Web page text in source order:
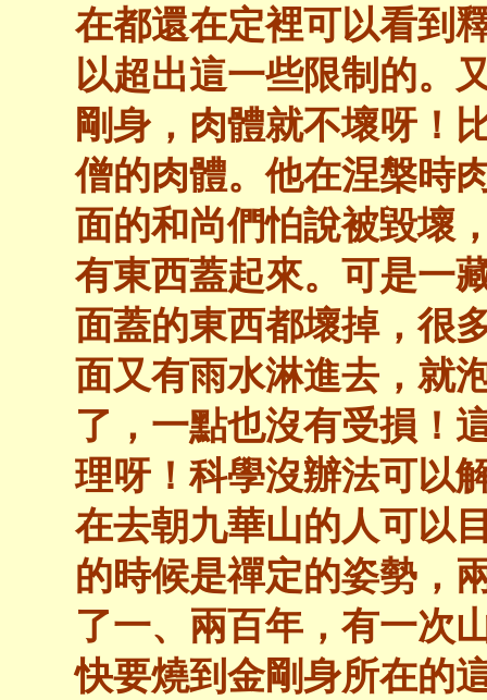
在都還在定裡可以看到
以超出這一些限制的。
剛身，肉體就不壞呀！
僧的肉體。他在涅槃時
面的和尚們怕說被毀壞
有東西蓋起來。可是一
面蓋的東西都壞掉，很
面又有雨水淋進去，就
了，一點也沒有受損！
理呀！科學沒辦法可以
在去朝九華山的人可以
的時候是禪定的姿勢，
了一、兩百年，有一次
快要燒到金剛身所在的